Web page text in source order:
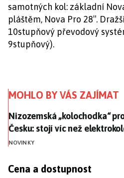
samotných kol: základní
pláštěm, Nova Pro 28″.
10stupňový převodový
9stupňový).
MOHLO BY VÁS ZAJÍMAT
Nizozemská „kolochodka“
Nizozemská „kolochodka“
Česku: stojí víc než
NOVINKY
Cena a dostupnost